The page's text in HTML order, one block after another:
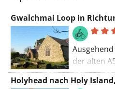
Gwalchmai Loop in
der alten